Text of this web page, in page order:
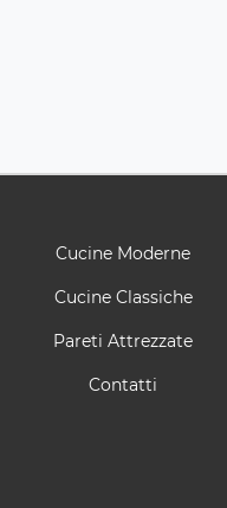
Cucine Moderne
Cucine Classiche
Pareti Attrezzate
Contatti